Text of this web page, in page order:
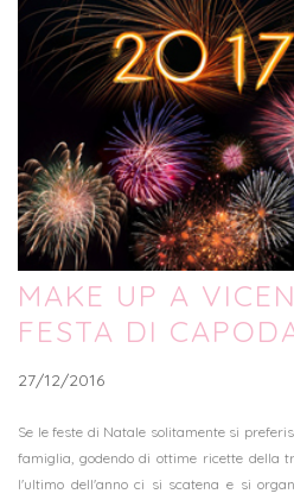
MAKE UP A
FESTA DI
27/12/2016
Se le feste di Natale solitamente si
famiglia, godendo di ottime ricette della
l'ultimo dell'anno ci si scatena e si